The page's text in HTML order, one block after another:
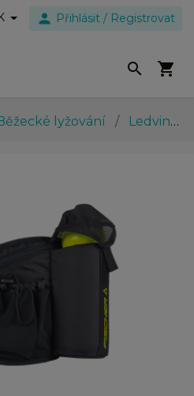
person Přihlásit / Registrovat
search shopping_cart
lyžování Ledvinky